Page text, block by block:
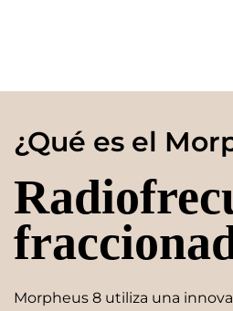
¿Qué es el
Morpheus 8 utiliza una